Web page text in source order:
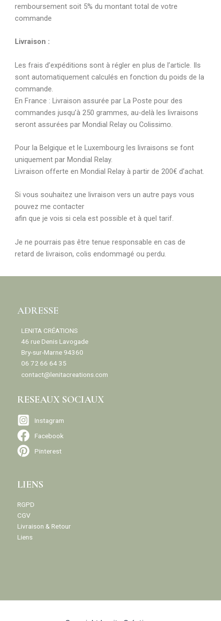
remboursement soit 5% du montant total de votre
commande
Livraison :
Les frais d’expéditions sont à régler en plus de l’article. Ils
sont automatiquement calculés en fonction du poids de la
commande.
En France : Livraison assurée par La Poste pour des
commandes jusqu’à 250 grammes, au-delà les livraisons
seront assurées par Mondial Relay ou Colissimo.
Pour la Belgique et le Luxembourg les livraisons se font
uniquement par Mondial Relay.
Livraison offerte en Mondial Relay à partir de 200€ d’achat.
Si vous souhaitez une livraison vers un autre pays vous
pouvez me contacter
afin que je vois si cela est possible et à quel tarif.
Je ne pourrais pas être tenue responsable en cas de
retard de livraison, colis endommagé ou perdu.
ADRESSE
LENITA CRÉATIONS
46 rue Denis Lavogade
Bry-sur-Marne 94360
06 72 66 64 35
contact@lenitacreations.com
RESEAUX SOCIAUX
Instagram
Facebook
Pinterest
LIENS
RGPD
CGV
Livraison & Retour
Liens